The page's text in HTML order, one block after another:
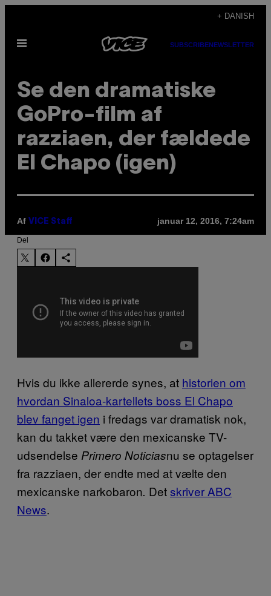
indhold
+ DANISH
Åbn
SUBSCRIBENEWSLETTER
Se den dramatiske
GoPro-film af
razziaen, der fældede
El Chapo (igen)
Af VICE Staff januar 12, 2016, 7:24am
Del
Hvis du ikke allererde synes, at historien om
hvordan Sinaloa-kartellets boss El Chapo
blev fanget igen i fredags var dramatisk nok,
kan du takket være den mexicanske TV-
udsendelse Primero Noticiasnu se optagelser
fra razziaen, der endte med at vælte den
mexicanske narkobaron. Detskriver ABC
News.